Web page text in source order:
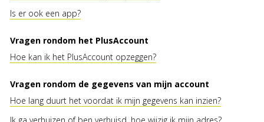
Is er ook een app?
Vragen rondom het PlusAccount
Hoe kan ik het PlusAccount opzeggen?
Vragen rondom de gegevens van mijn account
Hoe lang duurt het voordat ik mijn gegevens kan inzien?